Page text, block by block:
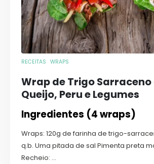
RECEITAS WRAPS
Wrap de Trigo
Queijo, Peru e Legumes
Ingredientes (4 wraps)
Wraps: 120g de farinha de trigo-
q.b. Uma pitada de sal Pimenta preta
Recheio: ...